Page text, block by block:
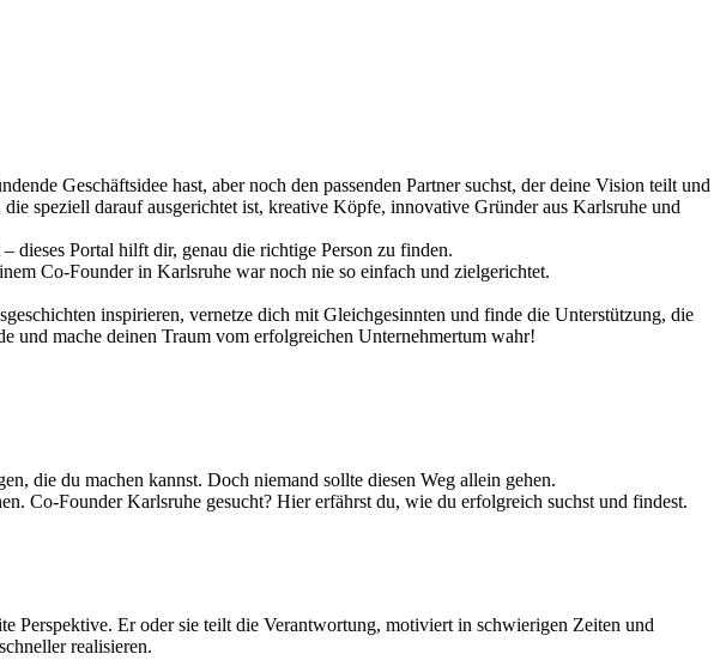
Geschäftsidee hast, aber noch den passenden Partner suchst, der deine Vision teilt und
speziell darauf ausgerichtet ist, kreative Köpfe, innovative Gründer aus Karlsruhe und
dieses Portal hilft dir, genau die richtige Person zu finden.
Co-Founder in Karlsruhe war noch nie so einfach und zielgerichtet.
inspirieren, vernetze dich mit Gleichgesinnten und finde die Unterstützung, die
und mache deinen Traum vom erfolgreichen Unternehmertum wahr!
die du machen kannst. Doch niemand sollte diesen Weg allein gehen.
Co-Founder Karlsruhe gesucht? Hier erfährst du, wie du erfolgreich suchst und findest.
Perspektive. Er oder sie teilt die Verantwortung, motiviert in schwierigen Zeiten und
realisieren.